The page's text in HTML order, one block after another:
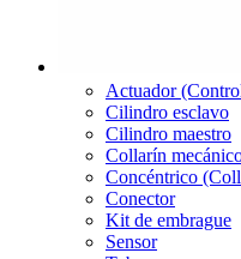
Actuador
Cilindro esclavo
Cilindro maestro
Collarín
Concéntrico
Conector
Kit de embrague
Sensor